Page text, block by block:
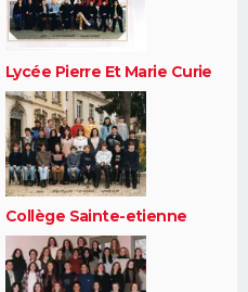
Lycée Pierre Et Marie Curie
Collège Sainte-etienne